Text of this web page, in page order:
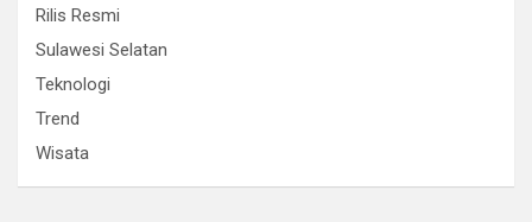
Rilis Resmi
Sulawesi Selatan
Teknologi
Trend
Wisata